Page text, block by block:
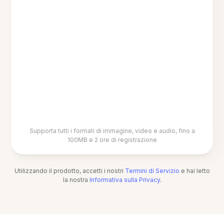
Supporta tutti i formati di immagine, video e audio, fino a
100MB e 2 ore di registrazione
Utilizzando il prodotto, accetti i nostri Termini di Servizio e hai letto
la nostra Informativa sulla Privacy.